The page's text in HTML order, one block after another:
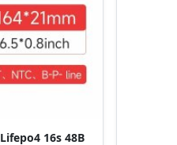
16s 48В